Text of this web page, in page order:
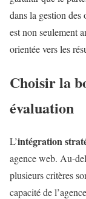
dans la gestion des
est non seulement
orientée vers les
Choisir la
évaluation
L’intégration
agence web. Au-
plusieurs critères
capacité de